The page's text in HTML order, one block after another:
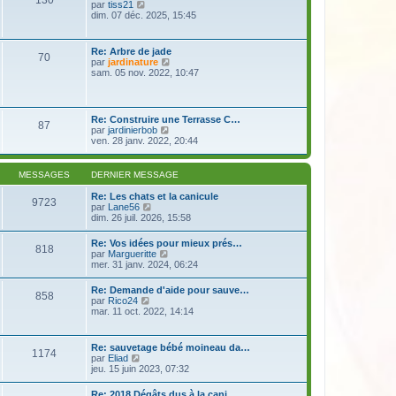
a
r
m
s
s
a
g
r
n
e
r
m
e
a
g
e
par tiss21
o
e
d
e
i
e
r
m
e
s
s
a
g
e
dim. 07 déc. 2025, 15:45
70
Re: Arbre de jade
par jardinature
o
d
e
r
n
e
r
m
s
s
a
e
sam. 05 nov. 2022, 10:47
87
Re: Construire une Terrasse C…
par jardinierbob
o
r
l
d
e
r
n
i
e
m
e
s
a
ven. 28 janv. 2022, 20:44
MESSAGES DERNIER MESSAGE
9723
Re: Les chats et la canicule
par Lane56
o
l
e
d
e
r
i
r
m
e
s
s
a
dim. 26 juil. 2026, 15:58
818
Re: Vos idées pour mieux prés…
par Margueritte
o
r
l
e
d
r
n
e
r
m
mer. 31 janv. 2024, 06:24
858
Re: Demande d'aide pour sauve…
par Rico24
o
e
d
e
r
mar. 11 oct. 2022, 14:14
1174
Re: sauvetage bébé moineau da…
par Eliad
o
r
jeu. 15 juin 2023, 07:32